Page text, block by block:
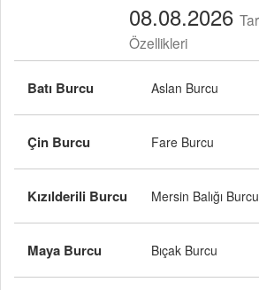
08.08.2026
Özellikleri
Batı Burcu Aslan Burcu
Çin Burcu Fare Burcu
Kızılderili Burcu Mersin Balığı Burcu
Maya Burcu Bıçak Burcu